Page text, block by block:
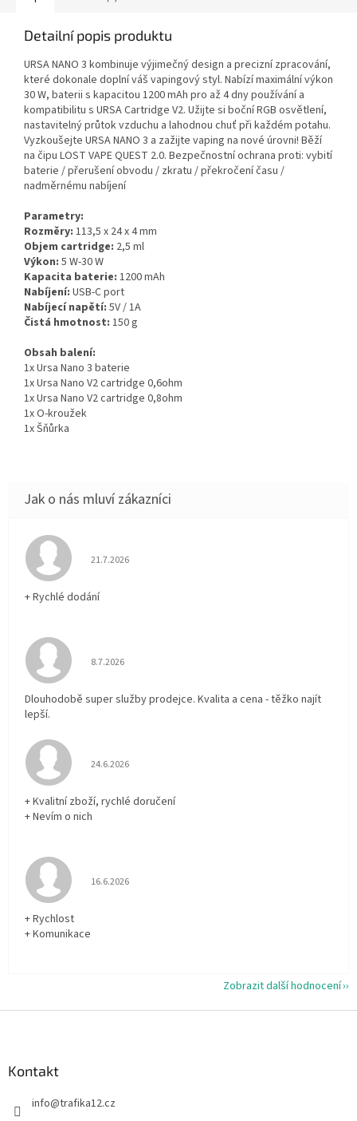
Detailní popis produktu
URSA NANO 3 kombinuje výjimečný design a precizní zpracování,
které dokonale doplní váš vapingový styl. Nabízí maximální výkon
30 W, baterii s kapacitou 1200 mAh pro až 4 dny používání a
kompatibilitu s URSA Cartridge V2. Užijte si boční RGB osvětlení,
nastavitelný průtok vzduchu a lahodnou chuť při každém potahu.
Vyzkoušejte URSA NANO 3 a zažijte vaping na nové úrovni! Běží
na čipu LOST VAPE QUEST 2.0. Bezpečnostní ochrana proti: vybití
baterie / přerušení obvodu / zkratu / překročení času /
nadměrnému nabíjení
Parametry:
Rozměry: 113,5 x 24 x 4 mm
Objem cartridge: 2,5 ml
Výkon: 5 W-30 W
Kapacita baterie: 1200 mAh
Nabíjení: USB-C port
Nabíjecí napětí: 5V / 1A
Čistá hmotnost: 150 g
Obsah balení:
1x Ursa Nano 3 baterie
1x Ursa Nano V2 cartridge 0,6ohm
1x Ursa Nano V2 cartridge 0,8ohm
1x O-kroužek
1x Šňůrka
Hodnocení obchodu je 5 z 5 hvězdiček.
21.7.2026
+ Rychlé dodání
Hodnocení obchodu je 5 z 5 hvězdiček.
8.7.2026
Dlouhodobě super služby prodejce. Kvalita a cena - těžko najít
lepší.
Hodnocení obchodu je 5 z 5 hvězdiček.
24.6.2026
+ Kvalitní zboží, rychlé doručení
+ Nevím o nich
Hodnocení obchodu je 5 z 5 hvězdiček.
16.6.2026
+ Rychlost
+ Komunikace
Zobrazit další hodnocení
Kontakt
info@trafika12.cz